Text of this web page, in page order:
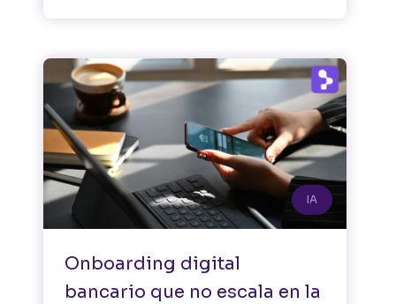
IA
Onboarding digital
bancario que no escala en la